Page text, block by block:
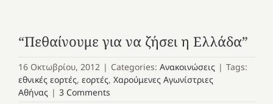
“Πεθαίνουμε για να ζήσει η Ελλάδα”
16 Οκτωβρίου, 2012 | Categories: Ανακοινώσεις | Tags:
εθνικές εορτές, εορτές, Χαρούμενες Αγωνίστριες
Αθήνας | 3 Comments